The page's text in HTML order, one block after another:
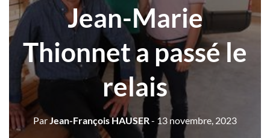
Jean-Marie
Thionnet a passé le
relais
ParJean-François HAUSER- 13 novembre, 2023